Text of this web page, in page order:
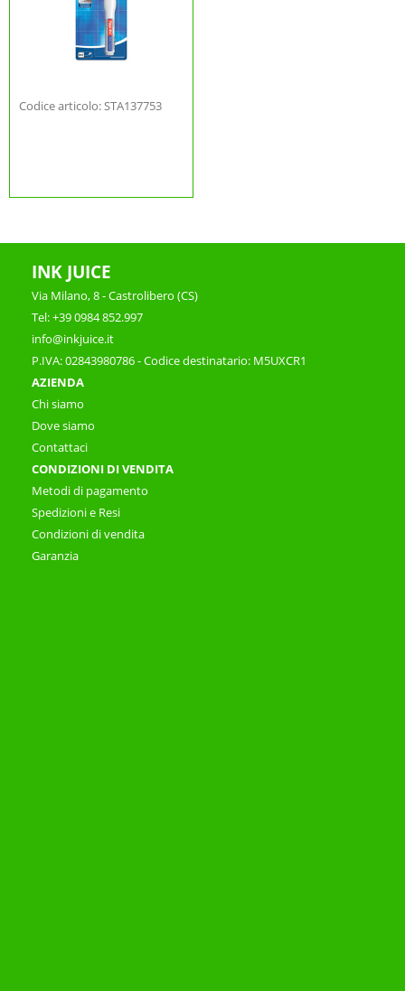
Codice articolo: STA137753
INK JUICE
Via Milano, 8 - Castrolibero (CS)
Tel: +39 0984 852.997
info@inkjuice.it
P.IVA: 02843980786 - Codice destinatario: M5UXCR1
AZIENDA
Chi siamo
Dove siamo
Contattaci
CONDIZIONI DI VENDITA
Metodi di pagamento
Spedizioni e Resi
Condizioni di vendita
Garanzia